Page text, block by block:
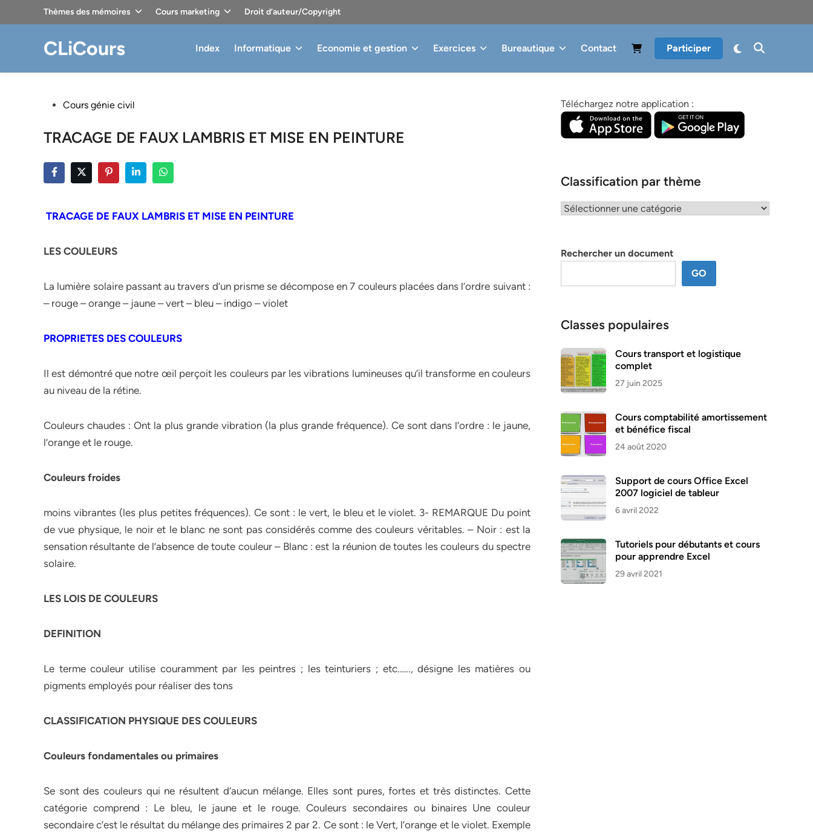
Thèmes des mémoires Cours marketing Droit d’auteur/Copyright
CLiCours Index Informatique Economie et gestion Exercices Bureautique Contact Participer
PostedCours génie civil
TRACAGE DE FAUX LAMBRIS ET MISE EN PEINTURE
TRACAGE DE FAUX LAMBRIS ET MISE EN PEINTURE
LES COULEURS
La lumière solaire passant au travers d’un prisme se décompose en 7 couleurs placées dans l’ordre suivant :
– rouge – orange – jaune – vert – bleu – indigo – violet
PROPRIETES DES COULEURS
Il est démontré que notre œil perçoit les couleurs par les vibrations lumineuses qu’il transforme en couleurs
au niveau de la rétine.
Couleurs chaudes : Ont la plus grande vibration (la plus grande fréquence). Ce sont dans l’ordre : le jaune,
l’orange et le rouge.
Couleurs froides
moins vibrantes (les plus petites fréquences). Ce sont : le vert, le bleu et le violet. 3- REMARQUE Du point
de vue physique, le noir et le blanc ne sont pas considérés comme des couleurs véritables. – Noir : est la
sensation résultante de l’absence de toute couleur – Blanc : est la réunion de toutes les couleurs du spectre
solaire.
LES LOIS DE COULEURS
DEFINITION
Le terme couleur utilise couramment par les peintres ; les teinturiers ; etc.….., désigne les matières ou
pigments employés pour réaliser des tons
CLASSIFICATION PHYSIQUE DES COULEURS
Couleurs fondamentales ou primaires
Se sont des couleurs qui ne résultent d’aucun mélange. Elles sont pures, fortes et très distinctes. Cette
catégorie comprend : Le bleu, le jaune et le rouge. Couleurs secondaires ou binaires Une couleur
secondaire c’est le résultat du mélange des primaires 2 par 2. Ce sont : le Vert, l’orange et le violet. Exemple
Téléchargez notre application :
Classification par thème
Classification
Rechercher un document
GO
Classes populaires
Cours transport et logistique
complet
27 juin 2025
Cours comptabilité amortissement
et bénéfice fiscal
24 août 2020
Support de cours Office Excel
2007 logiciel de tableur
6 avril 2022
Tutoriels pour débutants et cours
pour apprendre Excel
29 avril 2021